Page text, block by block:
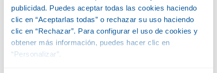
publicidad. Puedes aceptar todas las cookies haciendo
clic en “Aceptarlas todas” o rechazar su uso haciendo
clic en “Rechazar”. Para configurar el uso de cookies y
obtener más información, puedes hacer clic en
“Personalizar”.
Reproducción
Conducta